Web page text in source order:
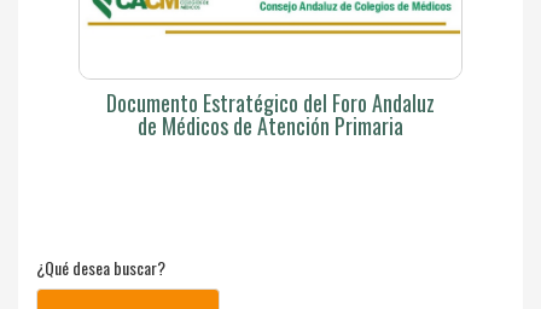
Documento Estratégico del Foro Andaluz
de Médicos de Atención Primaria
¿Qué desea buscar?